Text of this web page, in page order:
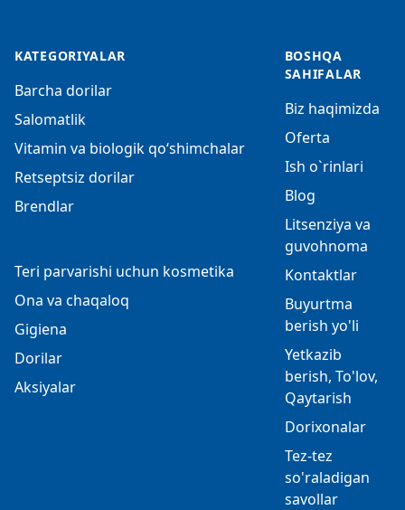
KATEGORIYALAR
Barcha dorilar
Salomatlik
Vitamin va biologik qo‘shimchalar
Retseptsiz dorilar
Brendlar
Teri parvarishi uchun kosmetika
Ona va chaqaloq
Gigiena
Dorilar
Aksiyalar
BOSHQA
SAHIFALAR
Biz haqimizda
Oferta
Ish o`rinlari
Blog
Litsenziya va
guvohnoma
Kontaktlar
Buyurtma
berish yo'li
Yetkazib
berish, To'lov,
Qaytarish
Dorixonalar
Tez-tez
so'raladigan
savollar